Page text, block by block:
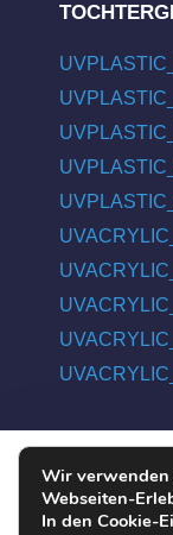
COPYRIGHT ©
Wir verwenden
Webseiten-
In den Cookie-